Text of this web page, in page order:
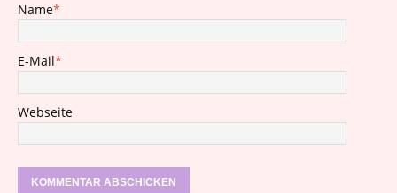
Name*
E-Mail*
Webseite